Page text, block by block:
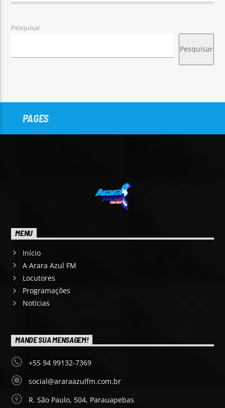
Pesquisar
Pesquisar
PAGES
MENU
Início
A Arara Azul FM
Locutores
Programações
Notícias
MANDE SUA MENSAGEM!
+55 94 99132-7369
social@araraazulfm.com.br
R. São Paulo, 504, Parauapebas